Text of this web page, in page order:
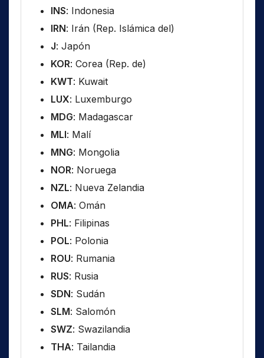
INS: Indonesia
IRN: Irán (Rep. Islámica del)
J: Japón
KOR: Corea (Rep. de)
KWT: Kuwait
LUX: Luxemburgo
MDG: Madagascar
MLI: Malí
MNG: Mongolia
NOR: Noruega
NZL: Nueva Zelandia
OMA: Omán
PHL: Filipinas
POL: Polonia
ROU: Rumania
RUS: Rusia
SDN: Sudán
SLM: Salomón
SWZ: Swazilandia
THA: Tailandia